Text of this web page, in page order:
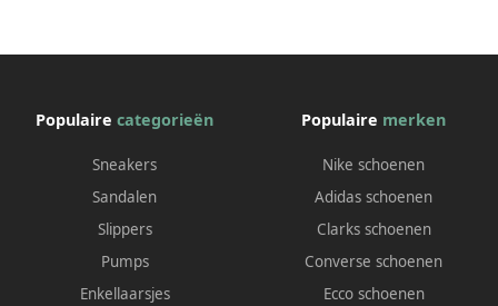
Populaire categorieën
Sneakers
Sandalen
Slippers
Pumps
Enkellaarsjes
Populaire merken
Nike schoenen
Adidas schoenen
Clarks schoenen
Converse schoenen
Ecco schoenen